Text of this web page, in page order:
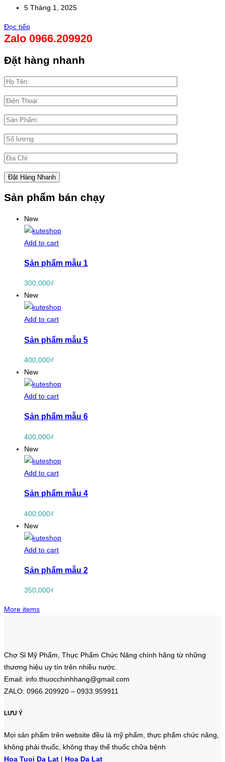
5 Tháng 1, 2025
Đọc tiếp
Zalo 0966.209920
Đặt hàng nhanh
Sản phẩm bán chạy
New
Add to cart
Sản phẩm mẫu 1
300,000₫
New
Add to cart
Sản phẩm mẫu 5
400,000₫
New
Add to cart
Sản phẩm mẫu 6
400,000₫
New
Add to cart
Sản phẩm mẫu 4
400,000₫
New
Add to cart
Sản phẩm mẫu 2
350,000₫
More items
Chợ Sỉ Mỹ Phẩm, Thực Phẩm Chức Năng chính hãng từ những
thương hiệu uy tín trên nhiều nước.
Email: info.thuocchinhhang@gmail.com
ZALO: 0966.209920 – 0933.959911
LƯU Ý
Mọi sản phẩm trên website đều là mỹ phẩm, thực phẩm chức năng,
không phải thuốc, không thay thế thuốc chữa bệnh
Hoa Tuoi Da Lat | Hoa Da Lat